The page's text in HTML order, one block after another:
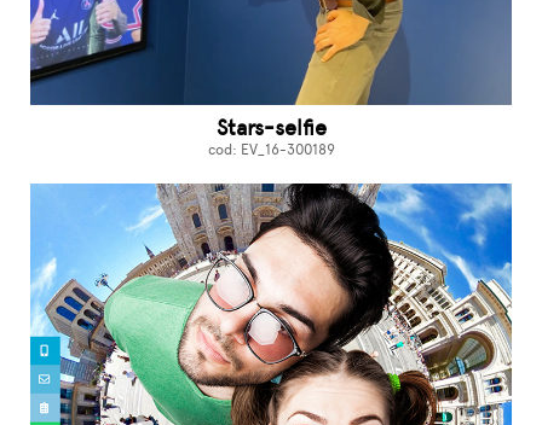
Stars-selfie
cod: EV_16-300189